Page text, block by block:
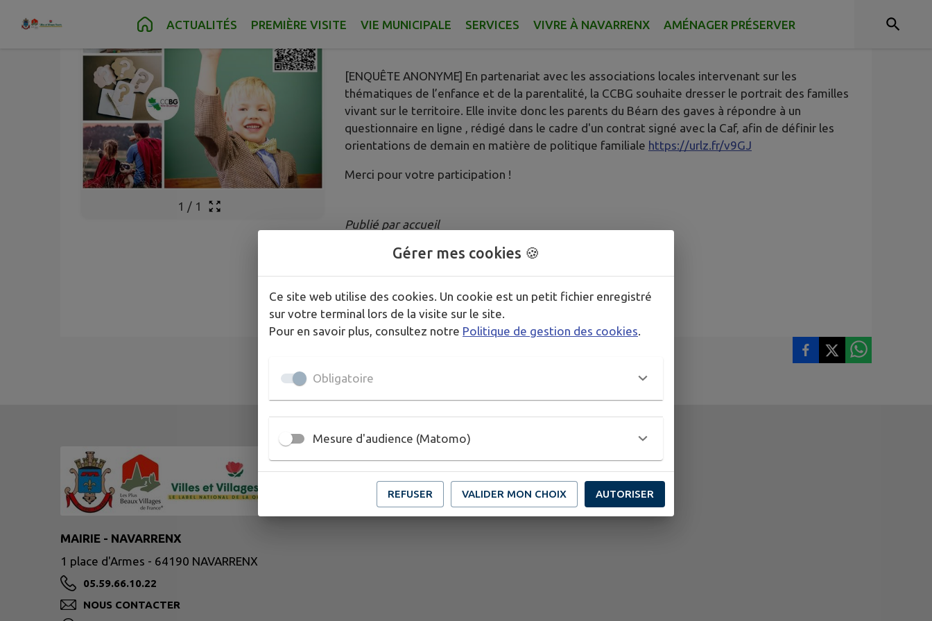
Contenu Recherche Pied de page
ACTUALITÉS PREMIÈRE VISITE VIE MUNICIPALE SERVICES VIVRE À NAVARRENX AMÉNAGER PRÉSERVER
1 / 1
Infos Communauté de Communes (CCBG)
[ENQUÊTE ANONYME] En partenariat avec les associations locales intervenant sur les
thématiques de l’enfance et de la parentalité, la CCBG souhaite dresser le portrait des familles
vivant sur le territoire. Elle invite donc les parents du Béarn des gaves à répondre à un
questionnaire en ligne , rédigé dans le cadre d'un contrat signé avec la Caf, afin de définir les
orientations de demain en matière de politique familiale https://urlz.fr/v9GJ
Merci pour votre participation !
Publié par accueil
PLUS D'INFORMATIONS
https://urlz.fr/v9GJ
MAIRIE - NAVARRENX
1 place d'Armes - 64190 NAVARRENX
05.59.66.10.22
NOUS CONTACTER
Gérer mes cookies 🍪
Ce site web utilise des cookies. Un cookie est un petit fichier enregistré
sur votre terminal lors de la visite sur le site.
Pour en savoir plus, consultez notre Politique de gestion des cookies
Obligatoire
Mesure d'audience (Matomo)
REFUSER VALIDER MON CHOIX AUTORISER